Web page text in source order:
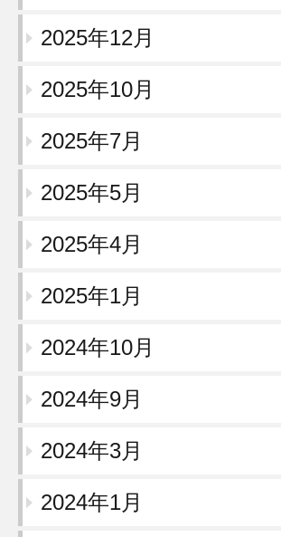
2025年12月
2025年10月
2025年7月
2025年5月
2025年4月
2025年1月
2024年10月
2024年9月
2024年3月
2024年1月